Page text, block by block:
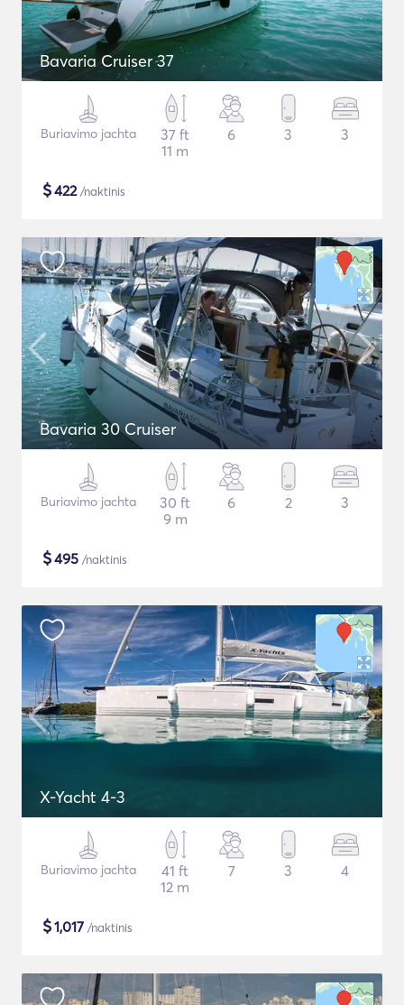
Bavaria Cruiser 37
Buriavimo jachta
37 ft
11 m
6 3 3
$422/naktinis
Bavaria 30 Cruiser
Buriavimo jachta
30 ft
9 m
6 2 3
$495 /naktinis
X-Yacht 4-3
Buriavimo jachta
41 ft
12 m
7 3 4
$1,017 /naktinis